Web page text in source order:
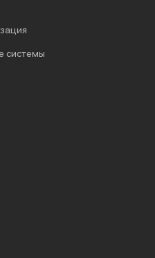
системы